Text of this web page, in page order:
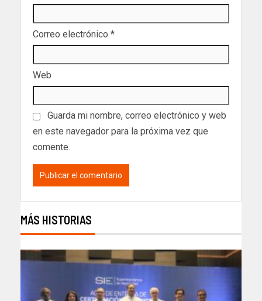
Correo electrónico *
Web
Guarda mi nombre, correo electrónico y web
en este navegador para la próxima vez que
comente.
MÁS HISTORIAS